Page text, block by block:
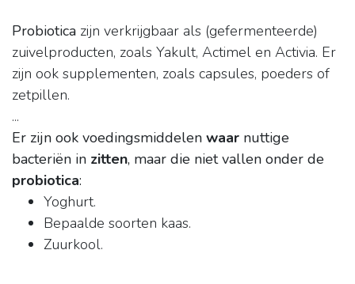
Probiotica zijn verkrijgbaar als (gefermenteerde)
zuivelproducten, zoals Yakult, Actimel en Activia. Er
zijn ook supplementen, zoals capsules, poeders of
zetpillen.
...
Er zijn ook voedingsmiddelen waar nuttige
bacteriën in zitten, maar die niet vallen onder de
probiotica:
Yoghurt.
Bepaalde soorten kaas.
Zuurkool.